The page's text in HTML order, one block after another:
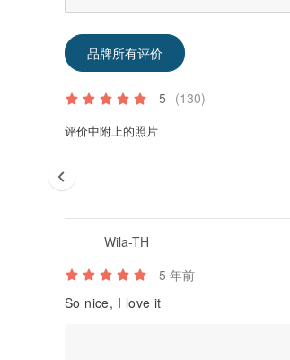
品牌所有评价
5 (130)
评价中附上的照片
Wila-TH
5 年前
So nice, I love it